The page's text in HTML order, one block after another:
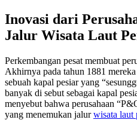
Inovasi dari
Jalur Wisata Laut
Perkembangan pesat membuat
Akhirnya pada tahun 1881
sebuah kapal pesiar yang
banyak di sebut sebagai kapal
menyebut bahwa perusahaan
yang menemukan jalurwisata laut